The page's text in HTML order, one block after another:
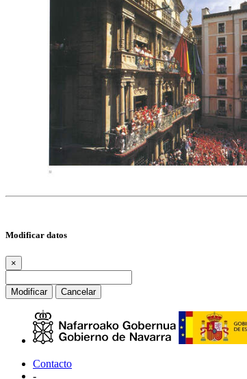
Modificar datos
×
Modificar Cancelar
Contacto
-